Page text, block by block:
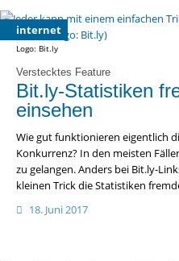
Logo: Bit.ly
internet
Verstecktes Feature
Bit.ly-Statistiken
einsehen
Wie gut funktionieren eigentlich
Konkurrenz? In den meisten
zu gelangen. Anders bei Bit.ly-
kleinen Trick die Statistiken
18. Juni 2017